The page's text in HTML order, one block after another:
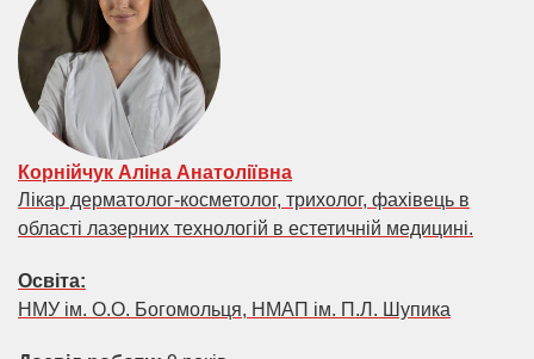
Корнійчук Аліна Анатоліївна
Лікар дерматолог-косметолог, трихолог, фахівець в
області лазерних технологій в естетичній медицині.
Освіта:
НМУ ім. О.О. Богомольця, НМАП ім. П.Л. Шупика